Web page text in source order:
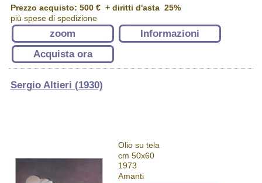
Prezzo acquisto: 500 €+ diritti d'asta 25%
più spese di spedizione
zoom
Informazioni
Acquista ora
Sergio Altieri (1930)
Olio su tela
cm 50x60
1973
Amanti